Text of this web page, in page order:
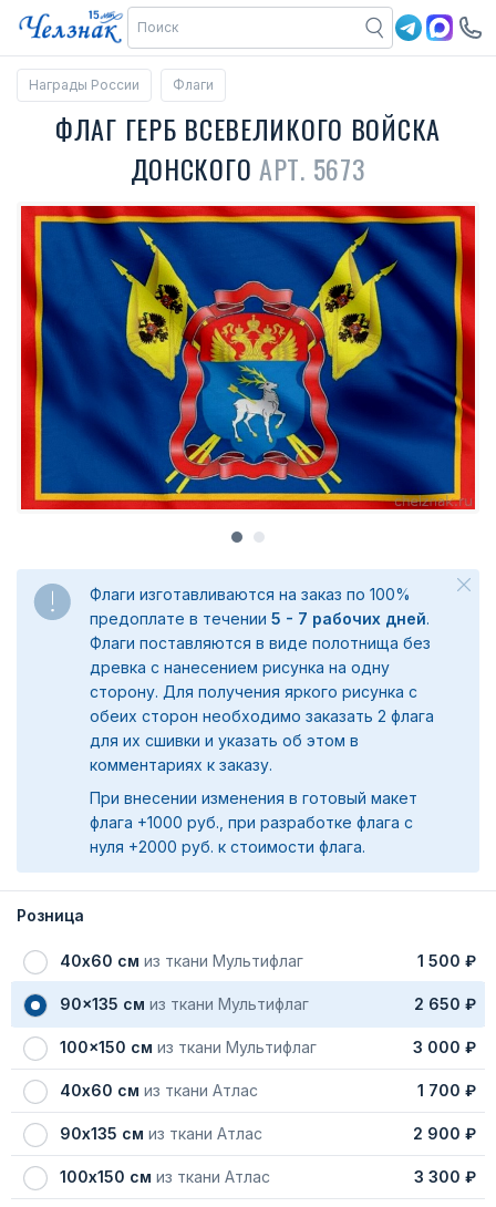
Награды России Флаги
ФЛАГ ГЕРБ ВСЕВЕЛИКОГО ВОЙСКА
ДОНСКОГО АРТ. 5673
Флаги изготавливаются на заказ по 100%
предоплате в течении 5 - 7 рабочих дней.
Флаги поставляются в виде полотнища без
древка с нанесением рисунка на одну
сторону. Для получения яркого рисунка с
обеих сторон необходимо заказать 2 флага
для их сшивки и указать об этом в
комментариях к заказу.
При внесении изменения в готовый макет
флага +1000 руб., при разработке флага с
нуля +2000 руб. к стоимости флага.
Розница
40х60 см из ткани Мультифлаг 1 500 ₽
90x135 см из ткани Мультифлаг 2 650 ₽
100x150 см из ткани Мультифлаг 3 000 ₽
40х60 см из ткани Атлас 1 700 ₽
90х135 см из ткани Атлас 2 900 ₽
100х150 см из ткани Атлас 3 300 ₽